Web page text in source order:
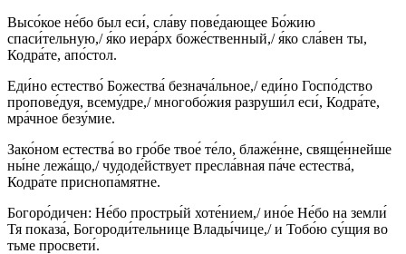
Высо́кое не́бо был еси́, сла́ву пове́дающее Бо́жию
спаси́тельную,/ я́ко иера́рх боже́ственный,/ я́ко сла́вен ты,
Кодра́те, апо́стол.
Еди́но естество́ Божества́ безнача́льное,/ еди́но Госпо́дство
пропове́дуя, всему́дре,/ многобо́жия разруши́л еси́, Кодра́те,
мра́чное безу́мие.
Зако́ном естества́ во гро́бе твое́ те́ло, блаже́нне, свяще́ннейше
ны́не лежа́що,/ чудоде́йствует пресла́вная па́че естества́,
Кодра́те приснопа́мятне.
Богоро́дичен: Не́бо простры́й хоте́нием,/ ино́е Не́бо на земли́
Тя показа́, Богороди́тельнице Влады́чице,/ и Тобо́ю су́щия во
тьме просвети́.